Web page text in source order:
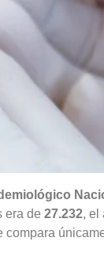
era de 27.232, el
compara